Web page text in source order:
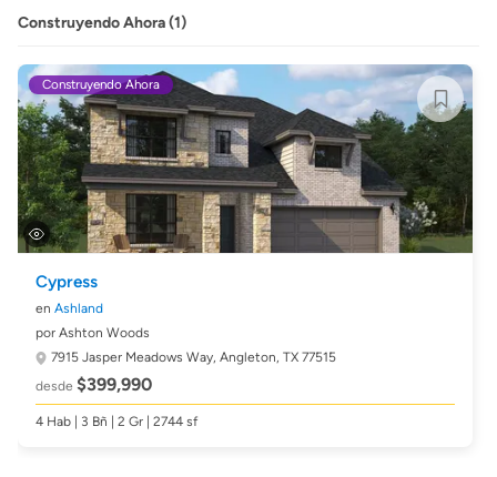
Construyendo Ahora (1)
Construyendo Ahora
Cypress
en Ashland
por Ashton Woods
7915 Jasper Meadows Way, Angleton, TX 77515
desde $399,990
4 Hab | 3 Bñ | 2 Gr | 2744 sf